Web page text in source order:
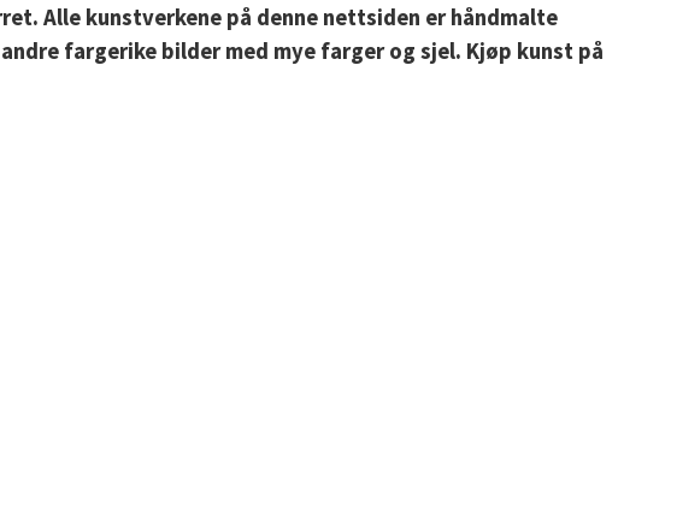
Alle kunstverkene på denne nettsiden er håndmalte
fargerike bilder med mye farger og sjel. Kjøp kunst på